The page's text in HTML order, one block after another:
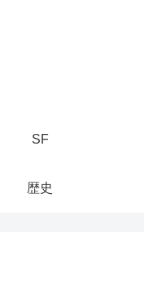
SF
歴史